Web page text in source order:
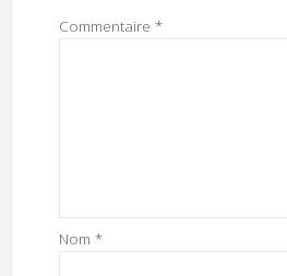
Commentaire *
Nom *